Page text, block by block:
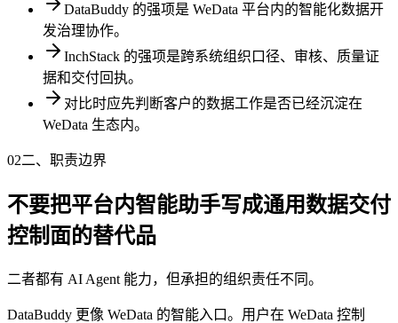
DataBuddy 的强项是 WeData 平台内的智能化数据开
发治理协作。
InchStack 的强项是跨系统组织口径、审核、质量证
据和交付回执。
对比时应先判断客户的数据工作是否已经沉淀在
WeData 生态内。
02二、职责边界
不要把平台内智能助手写成通用数据交付
控制面的替代品
二者都有 AI Agent 能力，但承担的组织责任不同。
DataBuddy 更像 WeData 的智能入口。用户在 WeData 控制